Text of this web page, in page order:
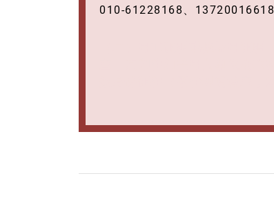
010-61228168、13720016618